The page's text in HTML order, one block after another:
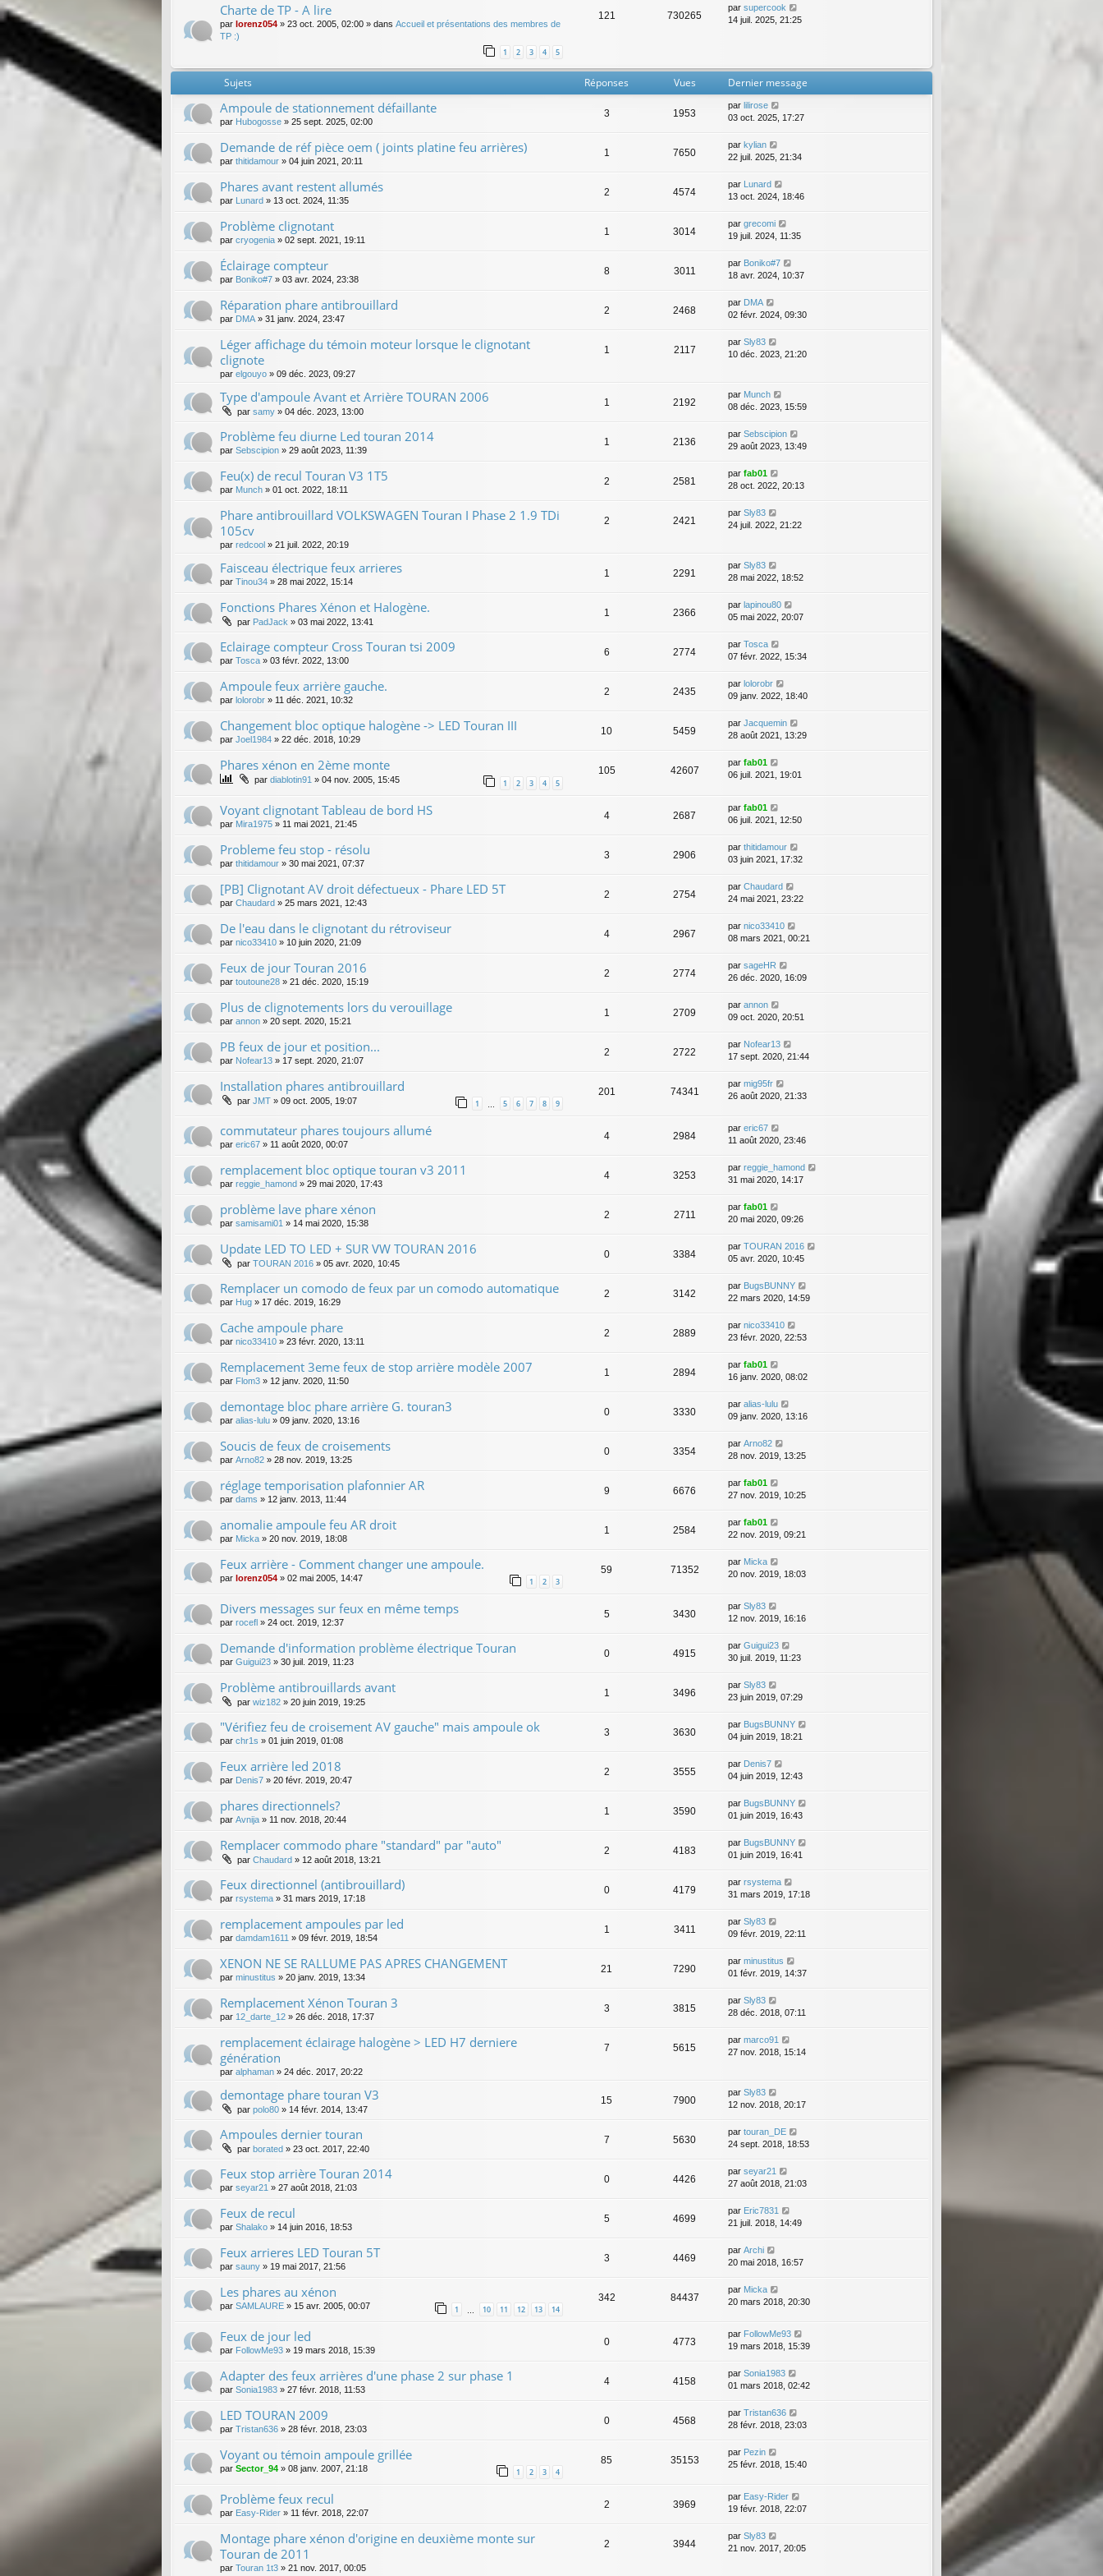
Charte de TP - A lire
par lorenz054 » 23 oct. 2005, 02:00 » dans Accueil et présentations des membres de
TP :)
1 2 3 4 5
121 730265
par supercook
14 juil. 2025, 21:25
Sujets Réponses Vues Dernier message
Ampoule de stationnement défaillante
par Hubogosse » 25 sept. 2025, 02:00
3 1953
par lilirose
03 oct. 2025, 17:27
Demande de réf pièce oem ( joints platine feu arrières)
par thitidamour » 04 juin 2021, 20:11
1 7650
par kylian
22 juil. 2025, 21:34
Phares avant restent allumés
par Lunard » 13 oct. 2024, 11:35
2 4574
par Lunard
13 oct. 2024, 18:46
Problème clignotant
par cryogenia » 02 sept. 2021, 19:11
1 3014
par grecomi
19 juil. 2024, 11:35
Éclairage compteur
par Boniko#7 » 03 avr. 2024, 23:38
8 3011
par Boniko#7
18 avr. 2024, 10:37
Réparation phare antibrouillard
par DMA » 31 janv. 2024, 23:47
2 2468
par DMA
02 févr. 2024, 09:30
Léger affichage du témoin moteur lorsque le clignotant
clignote
par elgouyo » 09 déc. 2023, 09:27
1 2117
par Sly83
10 déc. 2023, 21:20
Type d'ampoule Avant et Arrière TOURAN 2006
par samy » 04 déc. 2023, 13:00
1 2192
par Munch
08 déc. 2023, 15:59
Problème feu diurne Led touran 2014
par Sebscipion » 29 août 2023, 11:39
1 2136
par Sebscipion
29 août 2023, 13:49
Feu(x) de recul Touran V3 1T5
par Munch » 01 oct. 2022, 18:11
2 2581
par fab01
28 oct. 2022, 20:13
Phare antibrouillard VOLKSWAGEN Touran I Phase 2 1.9 TDi
105cv
par redcool » 21 juil. 2022, 20:19
2 2421
par Sly83
24 juil. 2022, 21:22
Faisceau électrique feux arrieres
par Tinou34 » 28 mai 2022, 15:14
1 2291
par Sly83
28 mai 2022, 18:52
Fonctions Phares Xénon et Halogène.
par PadJack » 03 mai 2022, 13:41
1 2366
par lapinou80
05 mai 2022, 20:07
Eclairage compteur Cross Touran tsi 2009
par Tosca » 03 févr. 2022, 13:00
6 2774
par Tosca
07 févr. 2022, 15:34
Ampoule feux arrière gauche.
par lolorobr » 11 déc. 2021, 10:32
2 2435
par lolorobr
09 janv. 2022, 18:40
Changement bloc optique halogène -> LED Touran III
par Joel1984 » 22 déc. 2018, 10:29
10 5459
par Jacquemin
28 août 2021, 13:29
Phares xénon en 2ème monte
par diablotin91 » 04 nov. 2005, 15:45 1 2 3 4 5
105 42607
par fab01
06 juil. 2021, 19:01
Voyant clignotant Tableau de bord HS
par Mira1975 » 11 mai 2021, 21:45
4 2687
par fab01
06 juil. 2021, 12:50
Probleme feu stop - résolu
par thitidamour » 30 mai 2021, 07:37
3 2906
par thitidamour
03 juin 2021, 17:32
[PB] Clignotant AV droit défectueux - Phare LED 5T
par Chaudard » 25 mars 2021, 12:43
2 2754
par Chaudard
24 mai 2021, 23:22
De l'eau dans le clignotant du rétroviseur
par nico33410 » 10 juin 2020, 21:09
4 2967
par nico33410
08 mars 2021, 00:21
Feux de jour Touran 2016
par toutoune28 » 21 déc. 2020, 15:19
2 2774
par sageHR
26 déc. 2020, 16:09
Plus de clignotements lors du verouillage
par annon » 20 sept. 2020, 15:21
1 2709
par annon
09 oct. 2020, 20:51
PB feux de jour et position...
par Nofear13 » 17 sept. 2020, 21:07
2 2722
par Nofear13
17 sept. 2020, 21:44
Installation phares antibrouillard
par JMT » 09 oct. 2005, 19:07 1 5 6 7 8 9
201 74341
par mig95fr
26 août 2020, 21:33
commutateur phares toujours allumé
par eric67 » 11 août 2020, 00:07
4 2984
par eric67
11 août 2020, 23:46
remplacement bloc optique touran v3 2011
par reggie_hamond » 29 mai 2020, 17:43
4 3253
par reggie_hamond
31 mai 2020, 14:17
problème lave phare xénon
par samisami01 » 14 mai 2020, 15:38
2 2711
par fab01
20 mai 2020, 09:26
Update LED TO LED + SUR VW TOURAN 2016
par TOURAN 2016 » 05 avr. 2020, 10:45
0 3384
par TOURAN 2016
05 avr. 2020, 10:45
Remplacer un comodo de feux par un comodo automatique
par Hug » 17 déc. 2019, 16:29
2 3142
par BugsBUNNY
22 mars 2020, 14:59
Cache ampoule phare
par nico33410 » 23 févr. 2020, 13:11
2 2889
par nico33410
23 févr. 2020, 22:53
Remplacement 3eme feux de stop arrière modèle 2007
par Flom3 » 12 janv. 2020, 11:50
1 2894
par fab01
16 janv. 2020, 08:02
demontage bloc phare arrière G. touran3
par alias-lulu » 09 janv. 2020, 13:16
0 3330
par alias-lulu
09 janv. 2020, 13:16
Soucis de feux de croisements
par Arno82 » 28 nov. 2019, 13:25
0 3354
par Arno82
28 nov. 2019, 13:25
réglage temporisation plafonnier AR
par dams » 12 janv. 2013, 11:44
9 6676
par fab01
27 nov. 2019, 10:25
anomalie ampoule feu AR droit
par Micka » 20 nov. 2019, 18:08
1 2584
par fab01
22 nov. 2019, 09:21
Feux arrière - Comment changer une ampoule.
par lorenz054 » 02 mai 2005, 14:47 1 2 3
59 71352
par Micka
20 nov. 2019, 18:03
Divers messages sur feux en même temps
par rocefl » 24 oct. 2019, 12:37
5 3430
par Sly83
12 nov. 2019, 16:16
Demande d'information problème électrique Touran
par Guigui23 » 30 juil. 2019, 11:23
0 4915
par Guigui23
30 juil. 2019, 11:23
Problème antibrouillards avant
par wiz182 » 20 juin 2019, 19:25
1 3496
par Sly83
23 juin 2019, 07:29
"Vérifiez feu de croisement AV gauche" mais ampoule ok
par chr1s » 01 juin 2019, 01:08
3 3630
par BugsBUNNY
04 juin 2019, 18:21
Feux arrière led 2018
par Denis7 » 20 févr. 2019, 20:47
2 3555
par Denis7
04 juin 2019, 12:43
phares directionnels?
par Avnija » 11 nov. 2018, 20:44
1 3590
par BugsBUNNY
01 juin 2019, 16:43
Remplacer commodo phare "standard" par "auto"
par Chaudard » 12 août 2018, 13:21
2 4183
par BugsBUNNY
01 juin 2019, 16:41
Feux directionnel (antibrouillard)
par rsystema » 31 mars 2019, 17:18
0 4179
par rsystema
31 mars 2019, 17:18
remplacement ampoules par led
par damdam1611 » 09 févr. 2019, 18:54
1 3411
par Sly83
09 févr. 2019, 22:11
XENON NE SE RALLUME PAS APRES CHANGEMENT
par minustitus » 20 janv. 2019, 13:34
21 7290
par minustitus
01 févr. 2019, 14:37
Remplacement Xénon Touran 3
par 12_darte_12 » 26 déc. 2018, 17:37
3 3815
par Sly83
28 déc. 2018, 07:11
remplacement éclairage halogène > LED H7 derniere
génération
par alphaman » 24 déc. 2017, 20:22
7 5615
par marco91
27 nov. 2018, 15:14
demontage phare touran V3
par polo80 » 14 févr. 2014, 13:47
15 7900
par Sly83
12 nov. 2018, 20:17
Ampoules dernier touran
par borated » 23 oct. 2017, 22:40
7 5630
par touran_DE
24 sept. 2018, 18:53
Feux stop arrière Touran 2014
par seyar21 » 27 août 2018, 21:03
0 4426
par seyar21
27 août 2018, 21:03
Feux de recul
par Shalako » 14 juin 2016, 18:53
5 4699
par Eric7831
21 juil. 2018, 14:49
Feux arrieres LED Touran 5T
par sauny » 19 mai 2017, 21:56
3 4469
par Archi
20 mai 2018, 16:57
Les phares au xénon
par SAMLAURE » 15 avr. 2005, 00:07 1 10 11 12 13 14
342 84437
par Micka
20 mars 2018, 20:30
Feux de jour led
par FollowMe93 » 19 mars 2018, 15:39
0 4773
par FollowMe93
19 mars 2018, 15:39
Adapter des feux arrières d'une phase 2 sur phase 1
par Sonia1983 » 27 févr. 2018, 11:53
4 4158
par Sonia1983
01 mars 2018, 02:42
LED TOURAN 2009
par Tristan636 » 28 févr. 2018, 23:03
0 4568
par Tristan636
28 févr. 2018, 23:03
Voyant ou témoin ampoule grillée
par Sector_94 » 08 janv. 2007, 21:18 1 2 3 4
85 35153
par Pezin
25 févr. 2018, 15:40
Problème feux recul
par Easy-Rider » 11 févr. 2018, 22:07
2 3969
par Easy-Rider
19 févr. 2018, 22:07
Montage phare xénon d'origine en deuxième monte sur
Touran de 2011
par Touran 1t3 » 21 nov. 2017, 00:05
2 3944
par Sly83
21 nov. 2017, 20:05